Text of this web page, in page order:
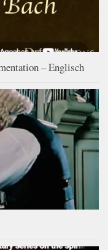
– Englisch